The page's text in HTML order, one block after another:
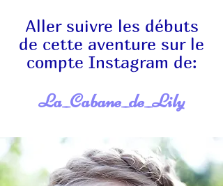
Aller suivre les débuts
de cette aventure sur le
compte Instagram de:
La_Cabane_de_Lily